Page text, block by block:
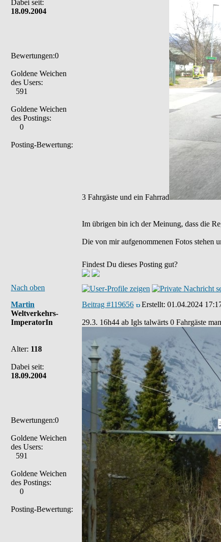
Dabei seit:
18.09.2004
Bewertungen:0
Goldene Weichen
des Users:
591
Goldene Weichen
des Postings:
0
Posting-Bewertung:
3 Fahrgäste und ein Fahrrad
Im übrigen bin ich der Meinung, dass die
Die von mir aufgenommenen Fotos stehen
Findest Du dieses Posting gut?
Nach oben
Martin
Weltverkehrs-
ImperatorIn
Alter: 118
Dabei seit:
18.09.2004
Bewertungen:0
Goldene Weichen
des Users:
591
Goldene Weichen
des Postings:
0
Posting-Bewertung:
Beitrag #119656 Erstellt: 01.04.2024
29.3. 16h44 ab Igls talwärts 0 Fahrgäste